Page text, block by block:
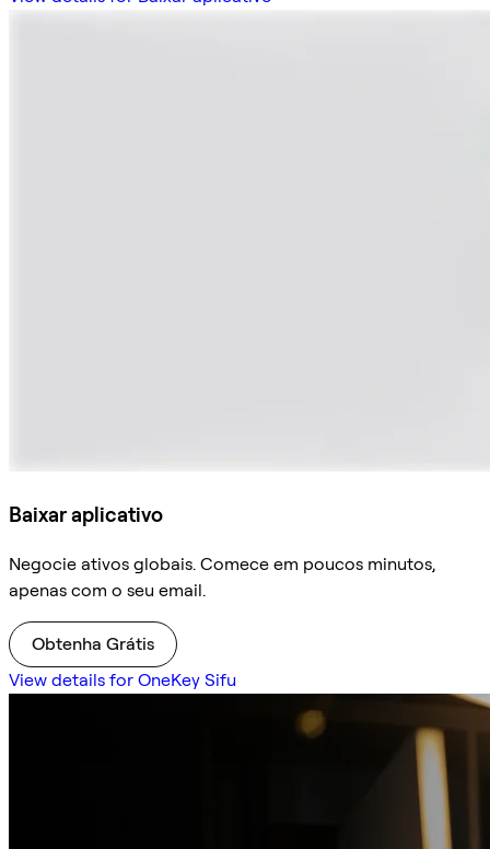
Baixar aplicativo
Negocie ativos globais. Comece em poucos minutos,
apenas com o seu email.
Obtenha Grátis
View details for OneKey Sifu